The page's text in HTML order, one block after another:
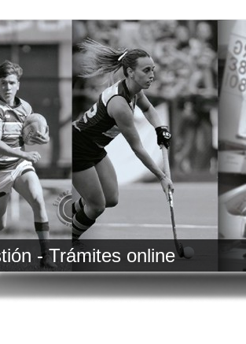
- Trámites online